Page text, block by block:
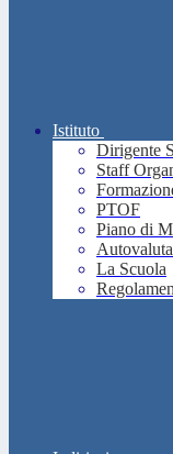
Istituto
Dirigente
Staff
PTOF
Piano di
La Scuola